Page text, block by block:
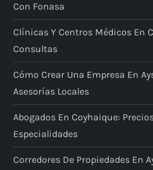
Con Fonasa
Clínicas Y Centros Médicos En
Consultas
Cómo Crear Una Empresa En
Asesorías Locales
Abogados En Coyhaique:
Especialidades
Corredores De Propiedades En